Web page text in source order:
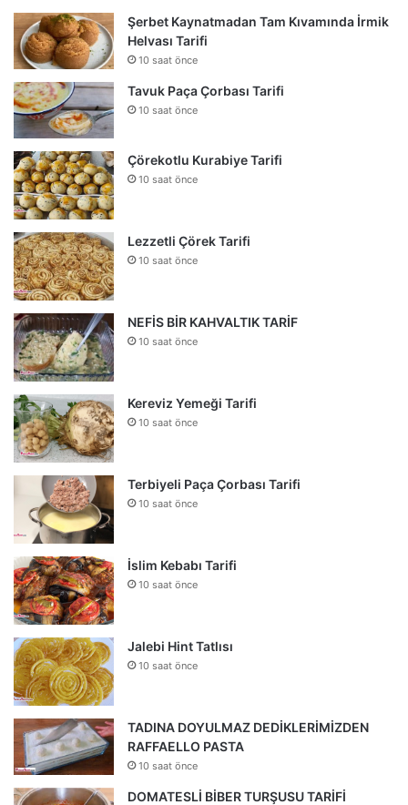
Şerbet Kaynatmadan Tam Kıvamında İrmik
Helvası Tarifi
10 saat önce
Tavuk Paça Çorbası Tarifi
10 saat önce
Çörekotlu Kurabiye Tarifi
10 saat önce
Lezzetli Çörek Tarifi
10 saat önce
NEFİS BİR KAHVALTIK TARİF
10 saat önce
Kereviz Yemeği Tarifi
10 saat önce
Terbiyeli Paça Çorbası Tarifi
10 saat önce
İslim Kebabı Tarifi
10 saat önce
Jalebi Hint Tatlısı
10 saat önce
TADINA DOYULMAZ DEDİKLERİMİZDEN
RAFFAELLO PASTA
10 saat önce
DOMATESLİ BİBER TURŞUSU TARİFİ